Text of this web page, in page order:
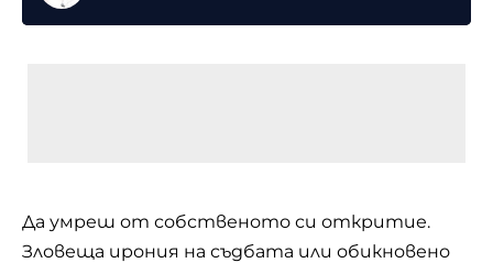
Да умреш от собственото си откритие.
Зловеща ирония на съдбата или обикновено